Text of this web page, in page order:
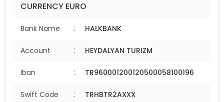
CURRENCY EURO
Bank Name : HALKBANK
Account : HEYDALYAN TURIZM
Iban : TR960001200120500058100196
Swift Code : TRHBTR2AXXX